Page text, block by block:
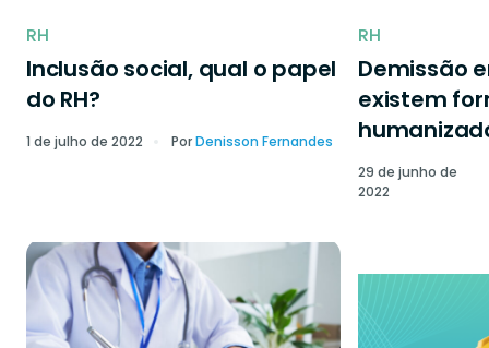
RH
Inclusão social, qual o papel
do RH?
1 de julho de 2022 PorDenisson Fernandes
RH
Demissão
existem
29 de junho de
2022